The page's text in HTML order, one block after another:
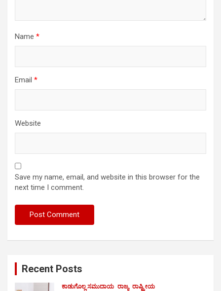
Name *
Email *
Website
Save my name, email, and website in this browser for the
next time I comment.
Recent Posts
ಕಾಡುಗೊಲ್ಲ ಸಮುದಾಯ ರಾಜ್ಯ ರಾಷ್ಟ್ರೀಯ